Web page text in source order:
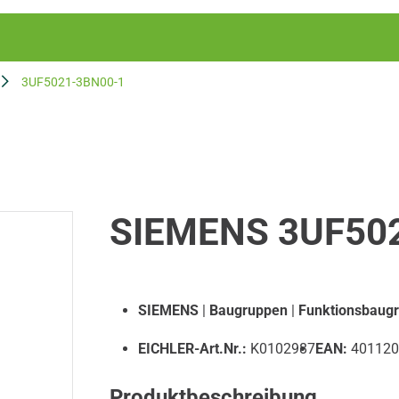
3UF5021-3BN00-1
SIEMENS
SIEMENS | Baugruppen |
EICHLER-Art.Nr.: K0102987EAN: